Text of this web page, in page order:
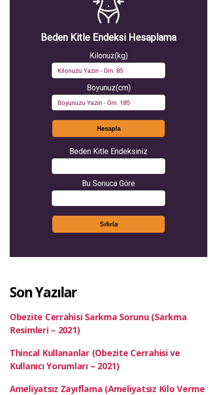
Son Yazılar
Obezite Cerrahisi Sarkma Sorunu (Sarkma
Resimleri – 2021)
Thincal Kullananlar (Obezite Cerrahisi ve
Kullanıcı Yorumları – 2021)
Ameliyatsız Zayıflama (Ameliyatsız Kilo Verme